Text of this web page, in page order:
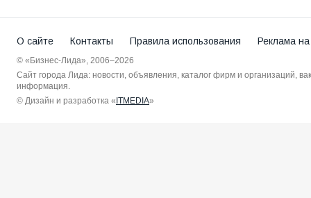
О сайте Контакты Правила использования Реклама
© «Бизнес-Лида», 2006–2026
Сайт города Лида: новости, объявления, каталог фирм и организаций,
информация.
© Дизайн и разработка « ITMEDIA»